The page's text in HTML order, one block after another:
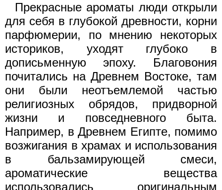
Прекрасные ароматы люди открыли
для себя в глубокой древности, корни
парфюмерии, по мнению некоторых
историков, уходят глубоко в
дописьменную эпоху. Благовония
почитались на Древнем Востоке, там
они были неотъемлемой частью
религиозных обрядов, придворной
жизни и повседневного быта.
Например, в Древнем Египте, помимо
возжигания в храмах и использования
в бальзамирующей смеси,
ароматические вещества
использовались оригинальным